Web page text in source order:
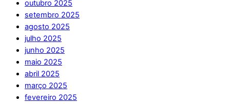
outubro 2025
setembro 2025
agosto 2025
julho 2025
junho 2025
maio 2025
abril 2025
março 2025
fevereiro 2025